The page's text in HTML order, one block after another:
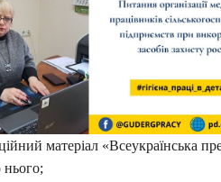
матеріал «Всеукраїнська
нього;